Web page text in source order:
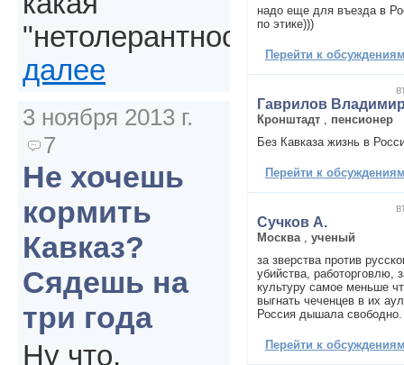
надо еще для въезда в
по этике)))
Перейти к
Гаврилов
Кронштадт
пенсионер
Без Кавказа жизнь в
Перейти к
Сучков А.
Москва
ученый
за зверства против
убийства, работорговлю,
культуру самое меньше
выгнать чеченцев в их
Россия дышала свободно.
Перейти к
"нетолерантность".
далее
3 ноября 2013 г.
7
Не хочешь
кормить
Кавказ?
Сядешь на
три года
Ну что,